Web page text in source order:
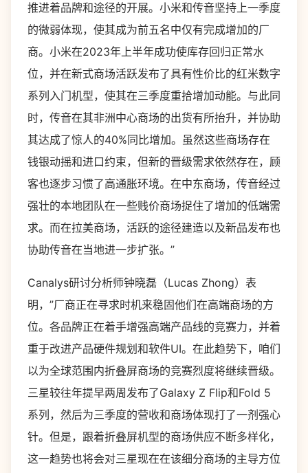
推进着品牌和途径的开展。小米和传音坚持上一季度
的微弱体现，使其成为前五名中仅有完成增加的厂
商。小米在2023年上半年成功使库存回归正常水
位，并在新式商场活跃发布了具有性价比的红米数字
系列入门机型，使其在三季度重拾增加动能。与此同
时，传音在其非洲中心商场的出货有所抬升，并协助
其达成了惊人的40%同比增加。虽然这些商场存在
钱银动摇和进口约束，但新的晋级需求依然存在，顾
客也逐步习惯了高通胀环境。在中东商场，传音经过
强壮的本地团队在一些贱价商场捉住了增加的低端需
求。而在拉美商场，活跃的途径建造以及新品发布也
协助传音在当地进一步扩张。”
Canalys研讨分析师钟晓磊（Lucas Zhong）表
明，”厂商正在寻求时机来稳固他们在高端商场的方
位。各品牌正在着手增强高端产品线的竞赛力，并着
重于改进产品硬件规划和软件UI。在此趋势下，咱们
以为全球范围内折叠屏商场的竞赛烈度将继续晋级。
三星较往年提早两周发布了Galaxy Z Flip和Fold 5
系列，然后为三季度的营收和商场体现打了一剂强心
针。但是，跟着折叠屏机型的商场供应不断多样化，
这一趋势也将会对三星现在在该细分商场的主导方位